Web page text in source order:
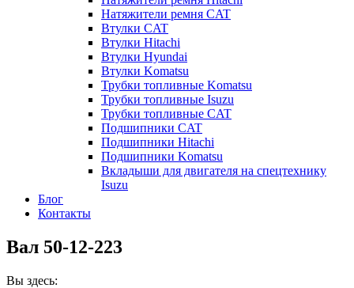
Натяжители ремня CAT
Втулки CAT
Втулки Hitachi
Втулки Hyundai
Втулки Komatsu
Трубки топливные Komatsu
Трубки топливные Isuzu
Трубки топливные CAT
Подшипники CAT
Подшипники Hitachi
Подшипники Komatsu
Вкладыши для двигателя на спецтехнику
Isuzu
Блог
Контакты
Вал 50-12-223
Вы здесь: